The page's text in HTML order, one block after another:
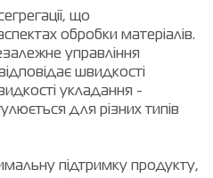
що
обробки матеріалів.
управління
швидкості
укладання -
для різних типів
підтримку продукту,